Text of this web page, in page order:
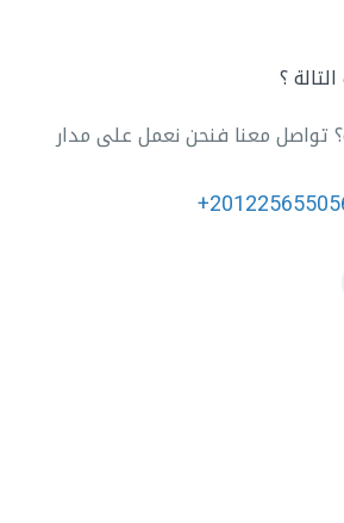
؟
تواصل معنا فنحن نعمل على مدار